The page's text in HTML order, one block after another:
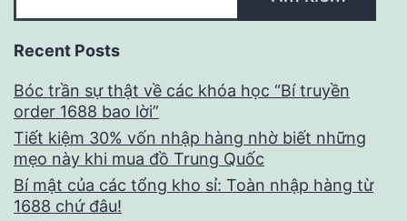
Recent Posts
Bóc trần sự thật về các khóa học “Bí truyền
order 1688 bao lời”
Tiết kiệm 30% vốn nhập hàng nhờ biết những
mẹo này khi mua đồ Trung Quốc
Bí mật của các tổng kho sỉ: Toàn nhập hàng từ
1688 chứ đâu!